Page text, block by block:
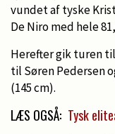
vundet af tyske
De Niro med hele
Herefter gik turen
til Søren Pedersen
(145 cm).
LÆS OGSÅ: Tysk